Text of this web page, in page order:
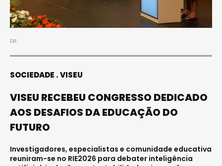
DR
SOCIEDADE VISEU
VISEU RECEBEU CONGRESSO DEDICADO
AOS DESAFIOS DA EDUCAÇÃO DO
FUTURO
Investigadores, especialistas e comunidade educativa
reuniram-se no RIE2026 para debater inteligência